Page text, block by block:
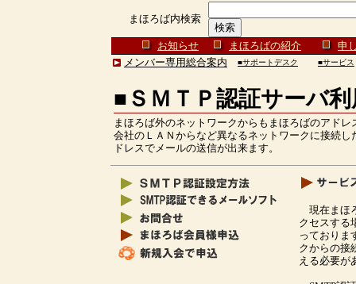
まほろば内検索
お知らせ まほろばの紹介
申
メンバー専用総合案内
■サポートデスク ■サービス
■ＳＭＴＰ認証サーバ
まほろば外のネットワークからもまほろばのアド
会社のＬＡＮからなど異なるネットワークに接続
ドレスでメールの送信が出来ます。
現在まほ
クセスする
っておりま
クからの接
える必要が